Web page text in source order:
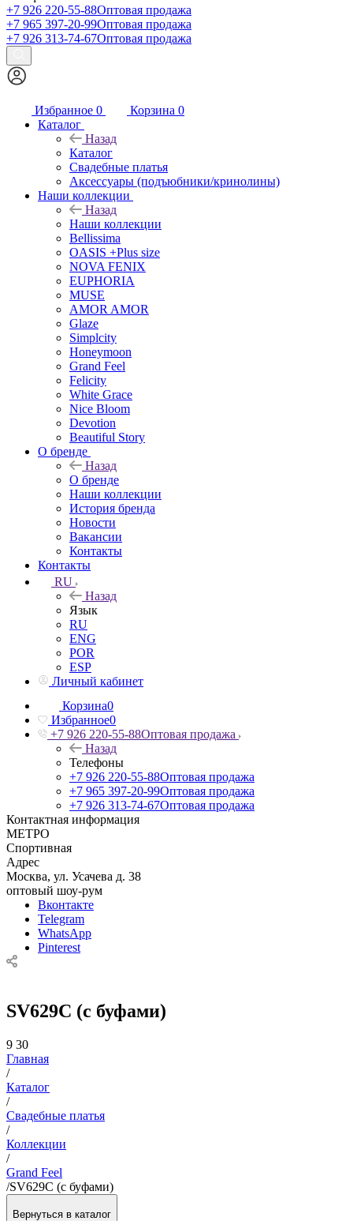
+7 926 220-55-88Оптовая продажа
+7 965 397-20-99Оптовая продажа
+7 926 313-74-67Оптовая продажа
Избранное 0 Корзина 0
Каталог
Назад
Каталог
Свадебные платья
Аксессуары (подъюбники/кринолины)
Наши коллекции
Назад
Наши коллекции
Bellissima
OASIS +Plus size
NOVA FENIX
EUPHORIA
MUSE
AMOR AMOR
Glaze
Simplcity
Honeymoon
Grand Feel
Felicity
White Grace
Nice Bloom
Devotion
Beautiful Story
О бренде
Назад
О бренде
Наши коллекции
История бренда
Новости
Вакансии
Контакты
Контакты
RU
Назад
Язык
RU
ENG
POR
ESP
Личный кабинет
Корзина0
Избранное0
+7 926 220-55-88Оптовая продажа
Назад
Телефоны
+7 926 220-55-88Оптовая продажа
+7 965 397-20-99Оптовая продажа
+7 926 313-74-67Оптовая продажа
Контактная информация
МЕТРО
Спортивная
Адрес
Москва, ул. Усачева д. 38
оптовый шоу-рум
Вконтакте
Telegram
WhatsApp
Pinterest
SV629C (с буфами)
9 30
Главная
/
Каталог
/
Свадебные платья
/
Коллекции
/
Grand Feel
/SV629C (с буфами)
Вернуться в каталог